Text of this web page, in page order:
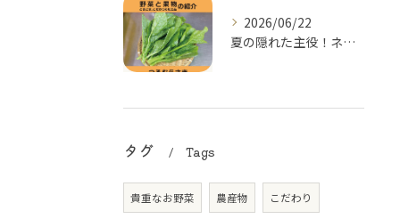
2026/06/22
夏の隠れた主役！ネバネバ食感がクセになる「つるむらさき」
タグ Tags
貴重なお野菜 農産物 こだわり